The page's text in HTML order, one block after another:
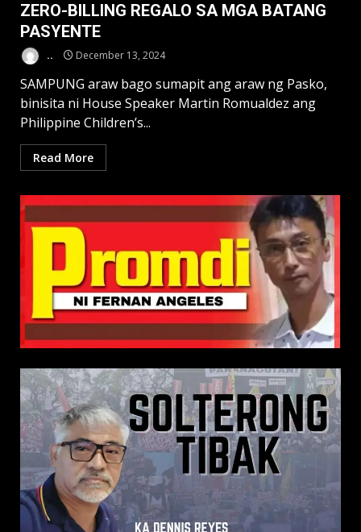
ZERO-BILLING REGALO SA MGA BATANG
PASYENTE
.. December 13, 2024
SAMPUNG araw bago sumapit ang araw ng Pasko,
binisita ni House Speaker Martin Romualdez ang
Philippine Children’s...
Read More